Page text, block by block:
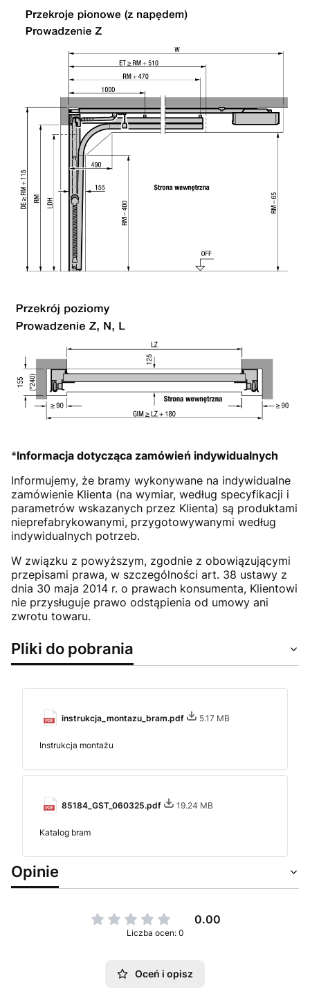
*Informacja dotycząca zamówień indywidualnych
Informujemy, że bramy wykonywane na indywidualne
zamówienie Klienta (na wymiar, według specyfikacji i
parametrów wskazanych przez Klienta) są produktami
nieprefabrykowanymi, przygotowywanymi według
indywidualnych potrzeb.
W związku z powyższym, zgodnie z obowiązującymi
przepisami prawa, w szczególności art. 38 ustawy z
dnia 30 maja 2014 r. o prawach konsumenta, Klientowi
nie przysługuje prawo odstąpienia od umowy ani
zwrotu towaru.
Pliki do pobrania
instrukcja_montazu_bram.pdf 5.17 MB
Instrukcja montażu
85184_GST_060325.pdf 19.24 MB
Katalog bram
Opinie
0.00
Liczba ocen: 0
Oceń i opisz